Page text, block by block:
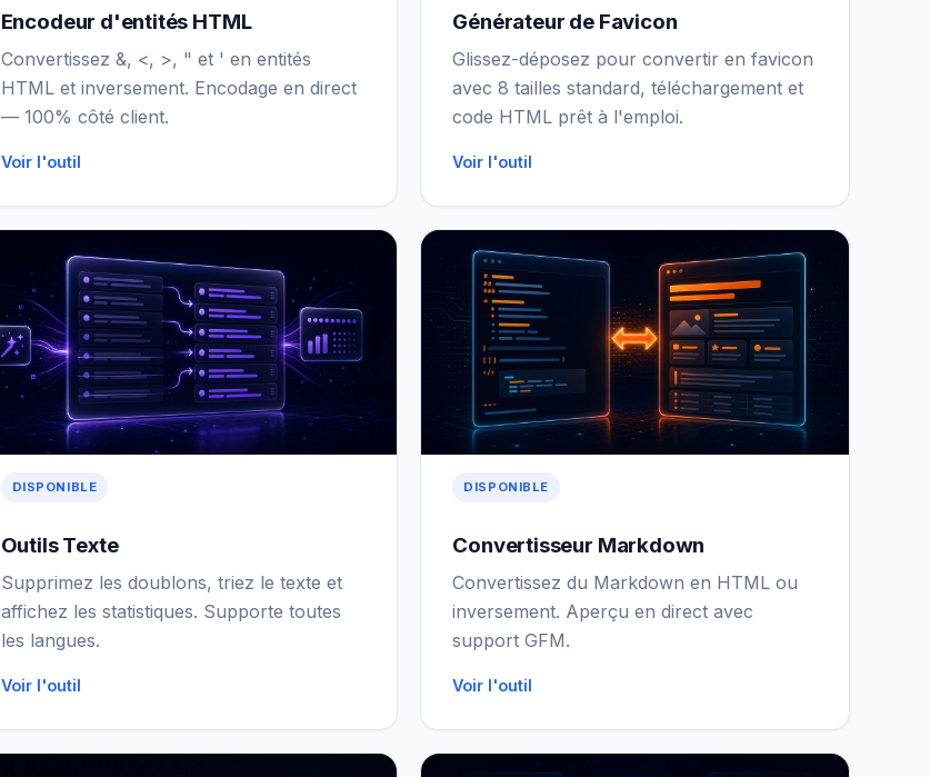
Encodeur d'entités HTML
Convertissez &, <, >, " et ' en entités
HTML et inversement. Encodage en direct
— 100% côté client.
Voir l'outil
Générateur de Favicon
Glissez-déposez pour convertir en favicon
avec 8 tailles standard, téléchargement et
code HTML prêt à l'emploi.
Voir l'outil
DISPONIBLE
Outils Texte
Supprimez les doublons, triez le texte et
affichez les statistiques. Supporte toutes
les langues.
Voir l'outil
DISPONIBLE
Convertisseur Markdown
Convertissez du Markdown en HTML ou
inversement. Aperçu en direct avec
support GFM.
Voir l'outil